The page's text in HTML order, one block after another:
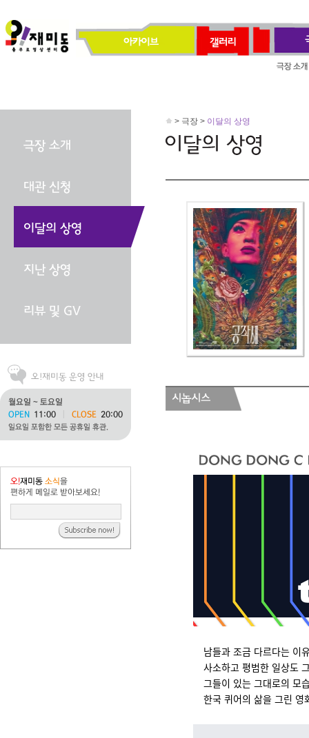
> 극장 > 이달의 상영
남들과 조금 다르다는 이
사소하고 평범한 일상도
그들이 있는 그대로의 모
한국 퀴어의 삶을 그린 영